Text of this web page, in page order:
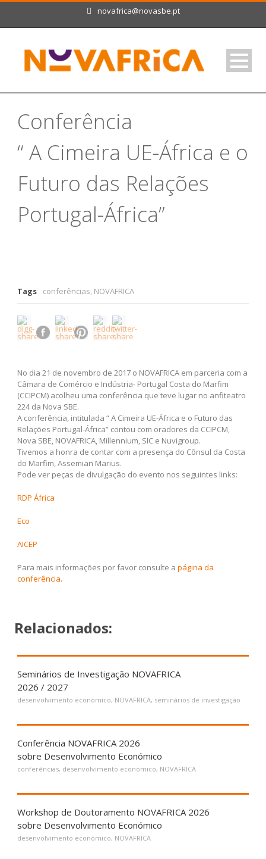
novafrica@novasbe.pt
Conferência
“ A Cimeira UE-África e o
Futuro das Relações
Portugal-África”
Tags conferências, NOVAFRICA
No dia 21 de novembro de 2017 o NOVAFRICA em parceria com a
Câmara de Comércio e Indústria- Portugal Costa do Marfim
(CCIPCM) acolheu uma conferência que teve lugar no anfiteatro
224 da Nova SBE.
A conferência, intitulada “ A Cimeira UE-África e o Futuro das
Relações Portugal-África” contou com oradores da CCIPCM,
Nova SBE, NOVAFRICA, Millennium, SIC e Nuvigroup.
Tivemos a honra de contar com a presença do Cônsul da Costa
do Marfim, Assemian Marius.
Pode ver peças de divulgação do evento nos seguintes links:
RDP África
Eco
AICEP
Para mais informações por favor consulte a página da
conferência.
Relacionados:
Seminários de Investigação NOVAFRICA
2026 / 2027
desenvolvimento económico, NOVAFRICA, seminários de investigação
Conferência NOVAFRICA 2026
sobre Desenvolvimento Económico
conferências, desenvolvimento económico, NOVAFRICA
Workshop de Doutoramento NOVAFRICA 2026
sobre Desenvolvimento Económico
desenvolvimento económico, NOVAFRICA